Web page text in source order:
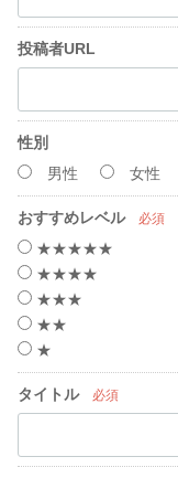
投稿者URL
性別
男性
女性
おすすめレベル 必須
★★★★★
★★★★
★★★
★★
★
タイトル 必須